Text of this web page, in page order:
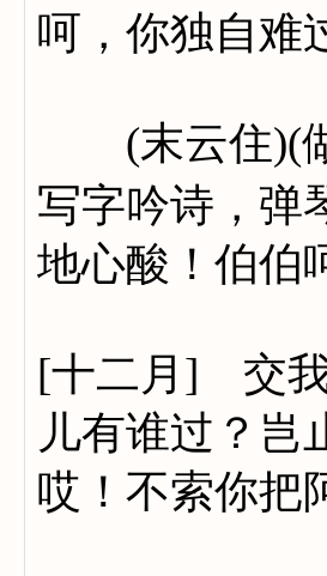
呵，你独自难
(末云住)(做
写字吟诗，弹
地心酸！伯伯
[十二月] 交我
儿有谁过？岂
哎！不索你把